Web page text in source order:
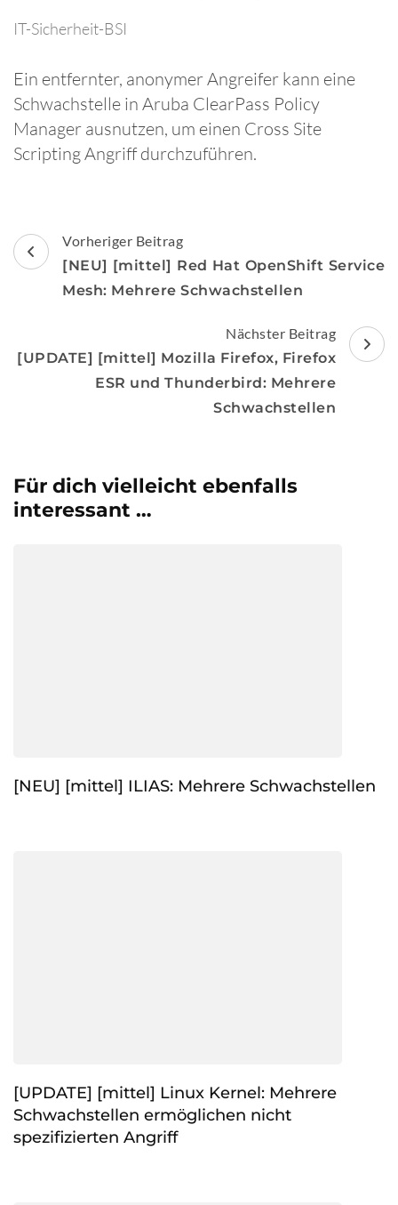
IT-Sicherheit-BSI
Ein entfernter, anonymer Angreifer kann eine
Schwachstelle in Aruba ClearPass Policy
Manager ausnutzen, um einen Cross Site
Scripting Angriff durchzuführen.
Beitragsnavigation
Vorheriger Beitrag
[NEU] [mittel] Red Hat OpenShift Service
Mesh: Mehrere Schwachstellen
Nächster Beitrag
[UPDATE] [mittel] Mozilla Firefox, Firefox
ESR und Thunderbird: Mehrere
Schwachstellen
Für dich vielleicht ebenfalls
interessant …
[NEU] [mittel] ILIAS: Mehrere Schwachstellen
[UPDATE] [mittel] Linux Kernel: Mehrere
Schwachstellen ermöglichen nicht
spezifizierten Angriff